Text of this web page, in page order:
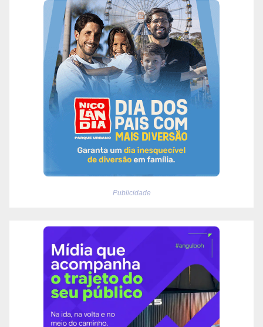
Publicidade